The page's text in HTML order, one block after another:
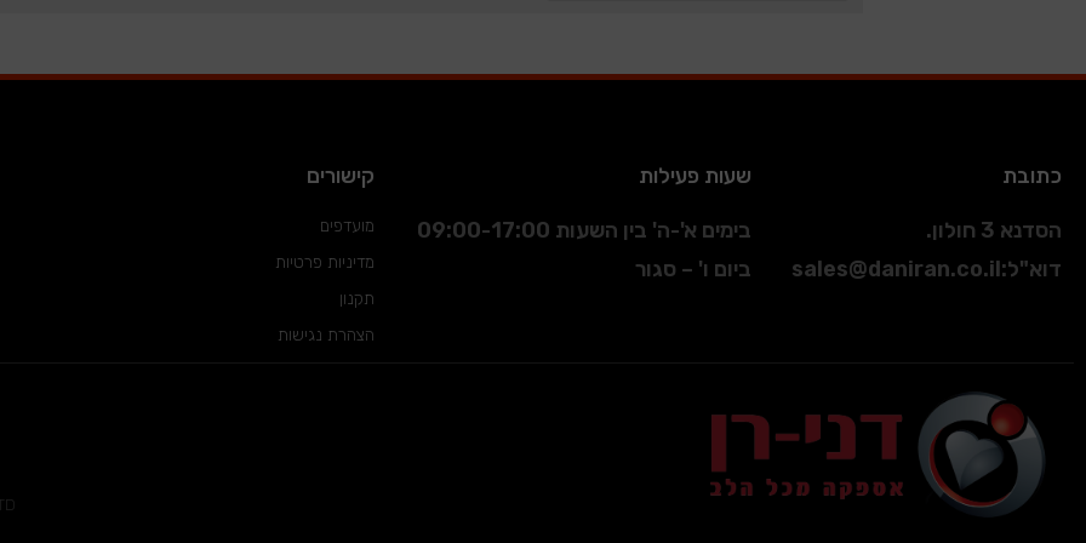
כתובת
הסדנא 3 חולון.
דוא"ל:
sales@daniran.co.il
שעות פעילות
בימים א'-ה' בין השעות 09:00-17:00
ביום ו' – סגור
קישורים
מועדפים
מדיניות פרטיות
תקנון
הצהרת נגישות